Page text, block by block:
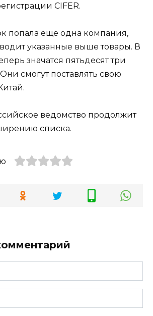
CIFER.
попала еще одна компания,
указанные выше товары. В
значатся пятьдесят три
смогут поставлять свою
ведомство продолжит
списка.